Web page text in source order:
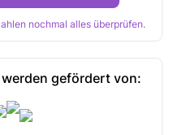
nochmal alles überprüfen.
gefördert von: